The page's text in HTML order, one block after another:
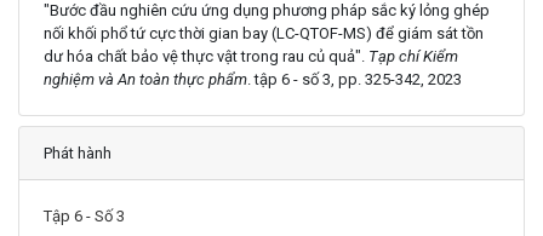
"Bước đầu nghiên cứu ứng dụng phương pháp sắc ký lỏng ghép
nối khối phổ tứ cực thời gian bay (LC-QTOF-MS) để giám sát tồn
dư hóa chất bảo vệ thực vật trong rau củ quả". Tạp chí Kiểm
nghiệm và An toàn thực phẩm. tập 6 - số 3, pp. 325-342, 2023
Phát hành
Tập 6 - Số 3